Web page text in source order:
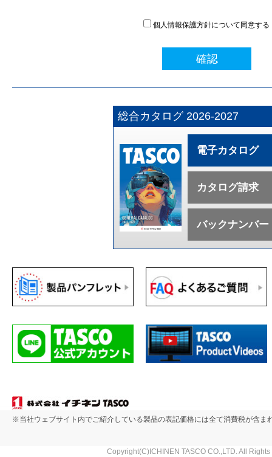
個人情報保護方針について同意する
確認
総合カタログ 2026-2027
電子カタログ
カタログ請求
バックナンバー
※当社ウェブサイト内でご紹介している製品の表記価格には全て消費税が含ま
Copyright(C)ICHINEN TASCO CO.,LTD. All